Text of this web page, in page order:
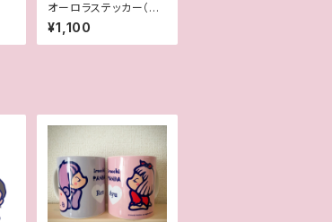
オーロラステッカー（約
4cm大）5枚セット
¥1,100